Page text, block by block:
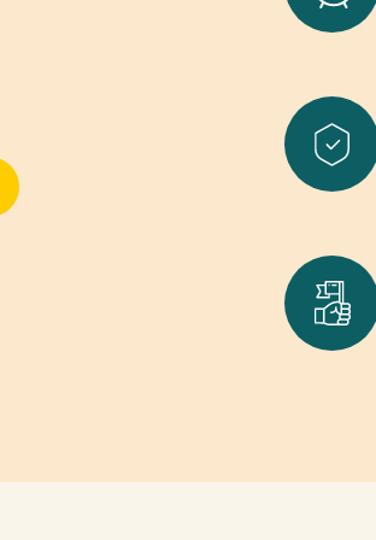
N 297 ФСО-1 «Общие понятия
проведению оценки»
N 508 ФСО-4 «Определение